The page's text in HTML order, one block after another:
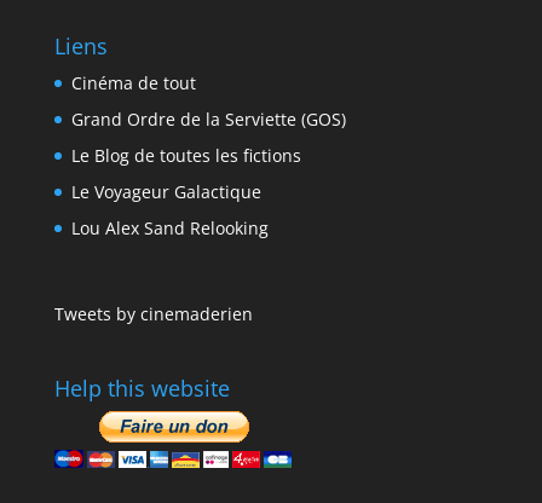
Liens
Cinéma de tout
Grand Ordre de la Serviette (GOS)
Le Blog de toutes les fictions
Le Voyageur Galactique
Lou Alex Sand Relooking
Tweets by cinemaderien
Help this website